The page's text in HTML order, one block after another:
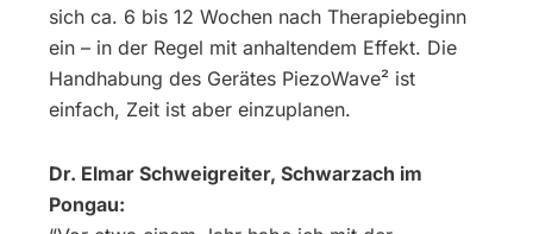
sich ca. 6 bis 12 Wochen nach Therapiebeginn
ein – in der Regel mit anhaltendem Effekt. Die
Handhabung des Gerätes PiezoWave² ist
einfach, Zeit ist aber einzuplanen.
Dr. Elmar Schweigreiter, Schwarzach im
Pongau: